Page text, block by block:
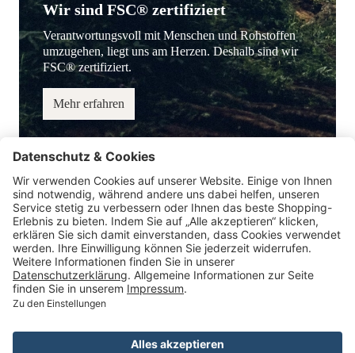
Wir sind FSC® zertifiziert
Verantwortungsvoll mit Menschen und Rohstoffen
umzugehen, liegt uns am Herzen. Deshalb sind wir
FSC® zertifiziert.
Mehr erfahren
Service-Hotline
Information
Service
Zahlungsmöglichkeiten
* Alle Preise inkl. gesetzl. Mehrwertsteuer.